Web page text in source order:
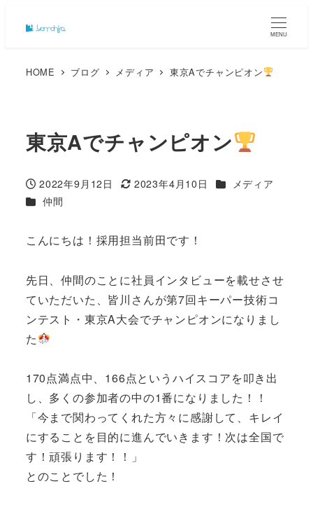
MENU
HOME ブログ メディア 東京Aでチャンピオン
東京Aでチャンピオン
投稿日
2022年9月12日
更新日
2023年4月10日 カテゴリー
メディア
カテゴリー
仲間
こんにちは！採用担当前田です！
先日、仲間のことに社員インタビューを載せさせ
ていただいた、皆川さんが第7回キーパー技術コ
ンテスト・東京A大会でチャンピオンになりまし
た
170点満点中、166点というハイスコアを叩き出
し、多くの参加者の中の1番になりました！！
「今まで関わってくれた方々に感謝して、キレイ
にすることを目的に進んでいきます！次は全国で
す！頑張ります！！」
とのことでした！